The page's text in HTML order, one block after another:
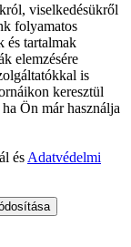
viselkedésükről
folyamatos
és tartalmak
elemzésére
is
keresztül
Ön már használja
és Adatvédelmi